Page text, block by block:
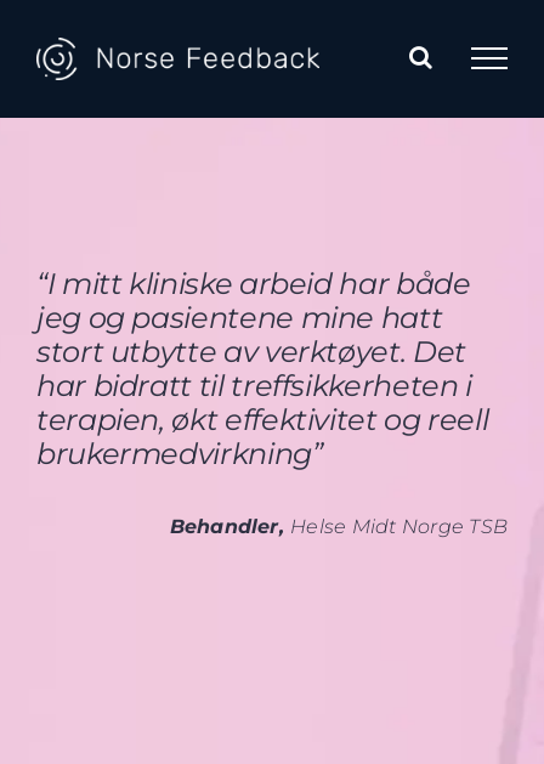
content
“Imitt kliniske arbeid har både
jeg og pasientene mine hatt
stort utbytte av verktøyet. Det
har bidratt til treffsikkerheten i
terapien, økt effektivitet og reell
brukermedvirkning”
Behandler, Helse Midt Norge TSB